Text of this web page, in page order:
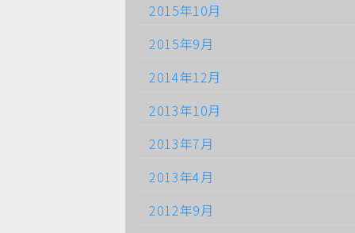
2015年10月
2015年9月
2014年12月
2013年10月
2013年7月
2013年4月
2012年9月